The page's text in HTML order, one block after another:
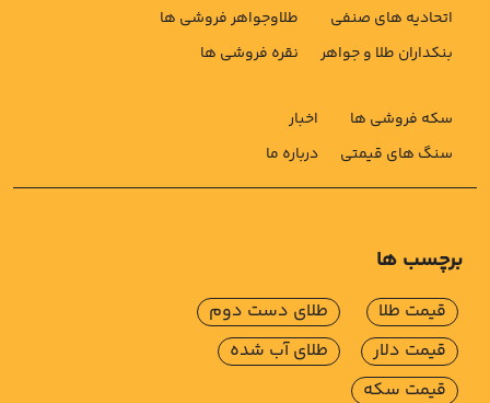
اتحادیه های صنفی
بنکداران طلا و جواهر
طلاوجواهر فروشی ها
نقره فروشی ها
سکه فروشی ها
سنگ های قیمتی
اخبار
درباره ما
برچسب ها
قیمت طلا
قیمت دلار
قیمت سکه
طلای دست دوم
طلای آب شده